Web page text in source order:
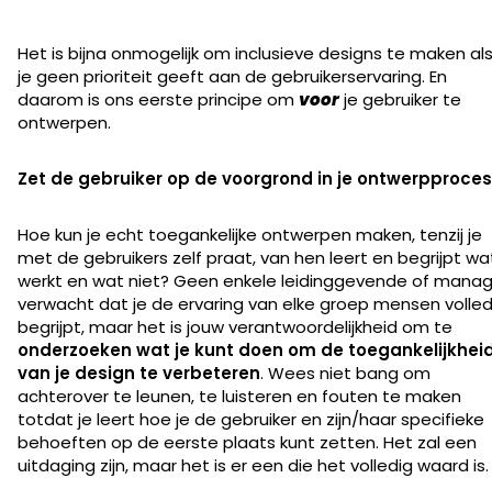
Het is bijna onmogelijk om inclusieve designs te maken als
je geen prioriteit geeft aan de gebruikerservaring. En
daarom is ons eerste principe om voorje gebruiker te
ontwerpen.
Zet de gebruiker op de voorgrond in je ontwerpproces
Hoe kun je echt toegankelijke ontwerpen maken, tenzij je
met de gebruikers zelf praat, van hen leert en begrijpt
werkt en wat niet? Geen enkele leidinggevende of
verwacht dat je de ervaring van elke groep mensen
begrijpt, maar het is jouw verantwoordelijkheid om te
onderzoeken wat je kunt doen om de
van je design te verbeteren. Wees niet bang om
achterover te leunen, te luisteren en fouten te maken
totdat je leert hoe je de gebruiker en zijn/haar specifieke
behoeften op de eerste plaats kunt zetten. Het zal een
uitdaging zijn, maar het is er een die het volledig waard is.